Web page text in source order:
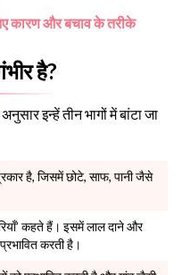
कारण और बचाव के तरीके
है?
इन्हें तीन भागों में बांटा जा
है, जिसमें छोटे, साफ, पानी जैसे
कहते हैं। इसमें लाल दाने और
करती है।